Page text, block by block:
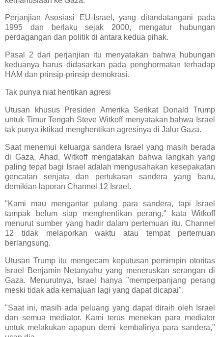
Perjanjian Asosiasi EU-Israel, yang ditandatangani pada
1995 dan berlaku sejak 2000, mengatur hubungan
perdagangan dan politik di antara kedua pihak.
Pasal 2 dari perjanjian itu menyatakan bahwa hubungan
keduanya harus didasarkan pada penghormatan terhadap
HAM dan prinsip-prinsip demokrasi.
Tak punya niat hentikan agresi
Utusan khusus Presiden Amerika Serikat Donald Trump
untuk Timur Tengah Steve Witkoff menyatakan bahwa Israel
tak punya iktikad menghentikan agresinya di Jalur Gaza.
Saat menemui keluarga sandera Israel yang masih berada
di Gaza, Ahad, Witkoff mengatakan bahwa langkah yang
paling tepat bagi Israel adalah mengusahakan kesepakatan
gencatan senjata dan pertukaran sandera yang baru,
demikian laporan Channel 12 Israel.
"Kami mau mengantar pulang para sandera, tapi Israel
tampak belum siap menghentikan perang," kata Witkoff
menurut sumber yang hadir dalam pertemuan itu. Channel
12 tidak melaporkan waktu atau tempat pertemuan
berlangsung.
Utusan Trump itu mengecam keputusan pemimpin otoritas
Israel Benjamin Netanyahu yang meneruskan serangan di
Gaza. Menurutnya, Israel hanya "memperpanjang perang
meski tidak ada kemajuan lagi yang dapat dicapai".
"Saat ini, masih ada peluang yang dapat diraih oleh Israel
dan semua mediator. Kami terus menekan para mediator
untuk melakukan apapun demi kembalinya para sandera,"